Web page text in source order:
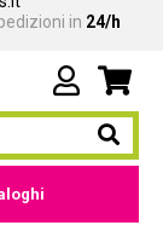
in 24/h